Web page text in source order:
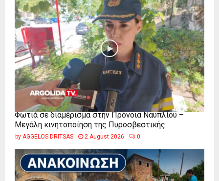
Φωτιά σε διαμέρισμα στην Πρόνοια Ναυπλίου –
Μεγάλη κινητοποίηση της Πυροσβεστικής
by AGGELOS DRITSAS 2 August 2026 0